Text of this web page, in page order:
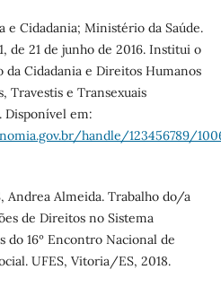
e Cidadania; Ministério da Saúde.
de 21 de junho de 2016. Institui o
da Cidadania e Direitos Humanos
Travestis e Transexuais
Disponível em:
handle/123456789/
Andrea Almeida. Trabalho do/a
de Direitos no Sistema
do 16º Encontro Nacional de
UFES, Vitoria/ES, 2018.